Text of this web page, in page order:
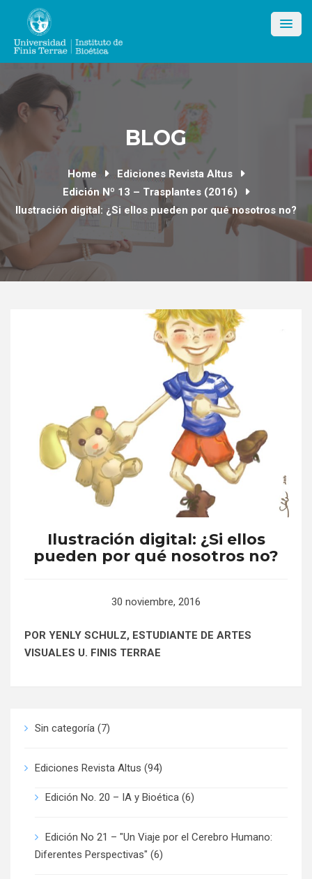
content
BLOG
Home
Ediciones Revista Altus
Edición Nº 13 – Trasplantes (2016)
Ilustración digital: ¿Si ellos pueden por qué nosotros no?
Ilustración digital: ¿Si ellos
pueden por qué nosotros no?
30 noviembre, 2016
POR YENLY SCHULZ, ESTUDIANTE DE ARTES
VISUALES U. FINIS TERRAE
Sin categoría (7)
Ediciones Revista Altus (94)
Edición No. 20 – IA y Bioética (6)
Edición No 21 – "Un Viaje por el Cerebro Humano:
Diferentes Perspectivas" (6)